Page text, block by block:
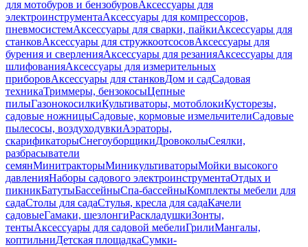
для мотобуров и бензобуровАксессуары для
электроинструментаАксессуары для компрессоров,
пневмосистемАксессуары для сварки, пайкиАксессуары для
станковАксессуары для стружкоотсосовАксессуары для
бурения и сверленияАксессуары для резанияАксессуары для
шлифованияАксессуары для измерительных
приборовАксессуары для станковДом и садСадовая
техникаТриммеры, бензокосыЦепные
пилыГазонокосилкиКультиваторы, мотоблокиКусторезы,
садовые ножницыСадовые, кормовые измельчителиСадовые
пылесосы, воздуходувкиАэраторы,
скарификаторыСнегоуборщикиДровоколыСеялки,
разбрасыватели
семянМинитракторыМиникультиваторыМойки высокого
давленияНаборы садового электроинструментаОтдых и
пикникБатутыБассейныСпа-бассейныКомплекты мебели для
садаСтолы для садаСтулья, кресла для садаКачели
садовыеГамаки, шезлонгиРаскладушкиЗонты,
тентыАксессуары для садовой мебелиГрилиМангалы,
коптильниДетская площадкаСумки-